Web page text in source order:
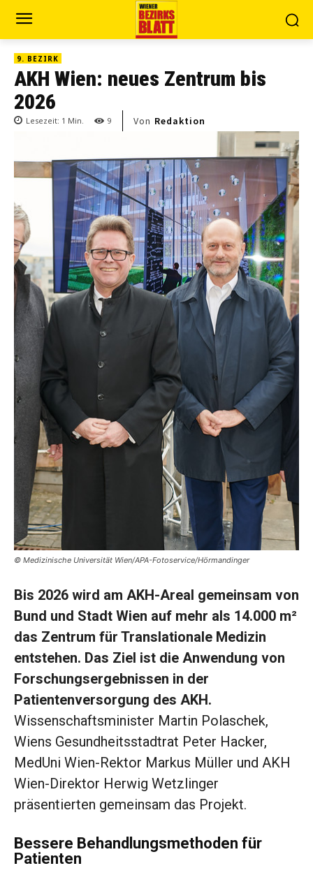
9. BEZIRK
AKH Wien: neues Zentrum bis
2026
Lesezeit: 1 Min. 9 Von Redaktion
© Medizinische Universität Wien/APA-Fotoservice/Hörmandinger
Bis 2026 wird am AKH-Areal gemeinsam von
Bund und Stadt Wien auf mehr als 14.000 m²
das Zentrum für Translationale Medizin
entstehen. Das Ziel ist die Anwendung von
Forschungsergebnissen in der
Patientenversorgung des AKH.
Wissenschaftsminister Martin Polaschek,
Wiens Gesundheitsstadtrat Peter Hacker,
MedUni Wien-Rektor Markus Müller und AKH
Wien-Direktor Herwig Wetzlinger
präsentierten gemeinsam das Projekt.
Bessere Behandlungsmethoden für
Patienten